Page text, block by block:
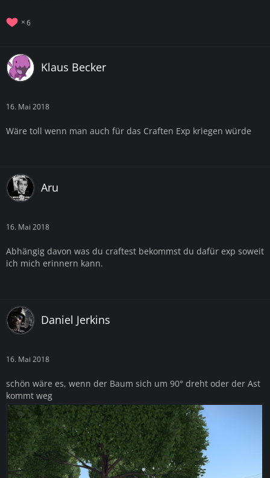
6
Klaus Becker
16. Mai 2018
Wäre toll wenn man auch für das Craften Exp kriegen würde
Aru
16. Mai 2018
Abhängig davon was du craftest bekommst du dafür exp soweit
ich mich erinnern kann.
Daniel Jerkins
16. Mai 2018
schön wäre es, wenn der Baum sich um 90° dreht oder der Ast
kommt weg